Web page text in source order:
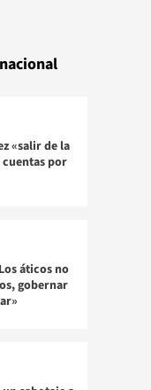
«salir de la
por
áticos no
gobernar